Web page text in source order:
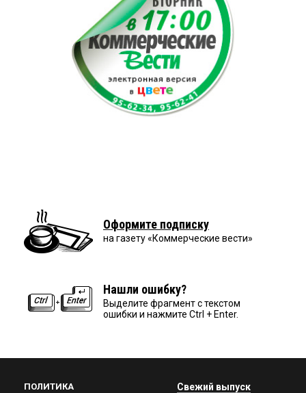
Оформите подписку
на газету «Коммерческие вести»
Нашли ошибку?
Выделите фрагмент с текстом
ошибки и нажмите Ctrl + Enter.
ПОЛИТИКА Свежий выпуск